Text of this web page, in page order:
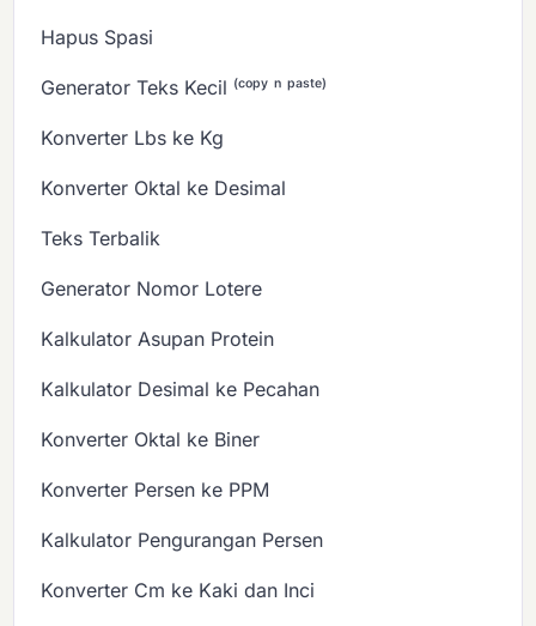
Hapus Spasi
Generator Teks Kecil ⁽ᶜᵒᵖʸ ⁿ ᵖᵃˢᵗᵉ⁾
Konverter Lbs ke Kg
Konverter Oktal ke Desimal
Teks Terbalik
Generator Nomor Lotere
Kalkulator Asupan Protein
Kalkulator Desimal ke Pecahan
Konverter Oktal ke Biner
Konverter Persen ke PPM
Kalkulator Pengurangan Persen
Konverter Cm ke Kaki dan Inci